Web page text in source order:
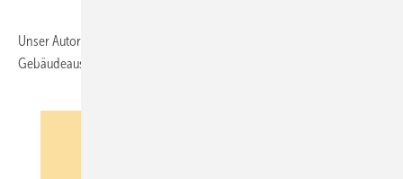
Unser Autor Wolfgang Schmid ist Freier Fachjournalist für Technische
Gebäudeausrüstung, München (E-Mail: wsm@netsurf.de)